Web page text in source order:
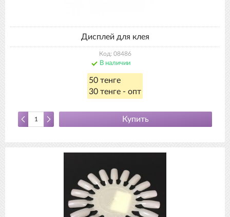
Дисплей для клея
Код: 08486
В наличии
50 тенге
30 тенге - опт
Купить